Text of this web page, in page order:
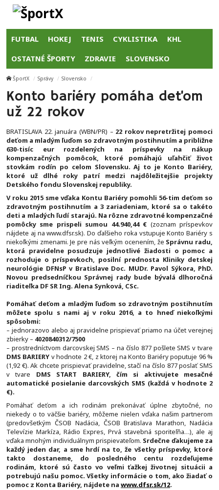
FUTBAL HOKEJ TENIS CYKLISTIKA KHL
OSTATNÉ ŠPORTY ZDRAVIE SLOVENSKO
ŠportX Správy Slovensko
Konto bariéry pomáha deťom
už 22 rokov
BRATISLAVA 22. januára (WBN/PR) – 22 rokov nepretržitej pomoci
deťom a mladým ľuďom so zdravotným postihnutím a približne
630-tisíc eur rozdelených na príspevky na nákup
kompenzačných pomôcok, ktoré pomáhajú uľahčiť život
stovkám rodín po celom Slovensku. Aj to je Konto Bariéry,
ktoré už dlhé roky patrí medzi najdôležitejšie projekty
Detského fondu Slovenskej republiky.
V roku 2015 sme vďaka Kontu Bariéry pomohli 56-tim deťom so
zdravotným postihnutím a 3 zariadeniam, ktoré sa o takéto
deti a mladých ľudí starajú. Na rôzne zdravotné kompenzačné
pomôcky sme prispeli sumou 44.940,44 € (zoznam príspevkov
nájdete aj na www.dfsr.sk). Do ďalšieho roka vstupuje Konto Bariéry s
niekoľkými zmenami. Je pre nás veľkým ocenením, že Správnu radu,
ktorá pravidelne posudzuje jednotlivé žiadosti o pomoc a
rozhoduje o príspevkoch, posilní prednosta Kliniky detskej
neurológie DFNsP v Bratislave Doc. MUDr. Pavol Sýkora, PhD.
Novou predsedníčkou Správnej rady bude bývalá dlhoročná
riaditeľka DF SR Ing. Alena Synková, CSc.
Pomáhať deťom a mladým ľuďom so zdravotným postihnutím
môžete spolu s nami aj v roku 2016, a to hneď niekoľkými
spôsobmi:
– jednorazovo alebo aj pravidelne prispievať priamo na účet verejnej
zbierky – 4020840312/7500
– prostredníctvom darcovskej SMS – na číslo 877 pošlete SMS v tvare
DMS BARIERY v hodnote 2 €, z ktorej na Konto Bariéry poputuje 96 %
(1,92 €). Ak chcete prispievať pravidelne, stačí na číslo 877 poslať SMS
v tvare DMS START BARIERY,
čím si aktivujete mesačné
automatické posielanie darcovských SMS (každá v hodnote 2
€).
Pomáhať deťom a ich rodinám prekonávať úplne zbytočné, no
niekedy o to väčšie bariéry, môžeme nielen vďaka našim partnerom
(predovšetkým ČSOB Nadácia, ČSOB Bratislava Marathon, Nadácia
Televízie Markíza, Rádio Expres, Prvá stavebná sporiteľňa…), ale aj
vďaka mnohým individuálnym prispievateľom. Srdečne ďakujeme za
každý jeden dar, a sme hrdí na to, že všetky príspevky, ktoré
takto dostaneme, do posledného centu rozdeľujeme
rodinám, ktoré sú často vo veľmi ťažkej životnej situácii a
potrebujú našu pomoc. Všetky informácie o tom, ako žiadať o
pomoc z Konta Bariéry, nájdete na www.dfsr.sk/12.